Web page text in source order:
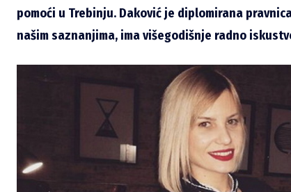
pomoći u Trebinju. Daković je diplomirana
našim saznanjima, ima višegodišnje radno